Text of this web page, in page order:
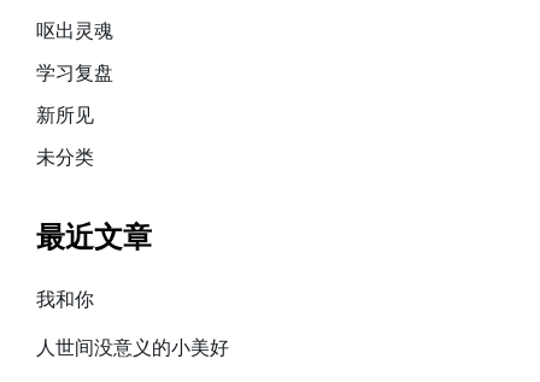
呕出灵魂
学习复盘
新所见
未分类
最近文章
我和你
人世间没意义的小美好